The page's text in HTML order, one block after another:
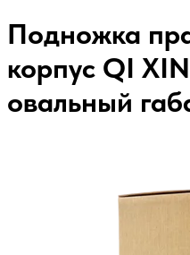
Подножка
корпус QI
овальный